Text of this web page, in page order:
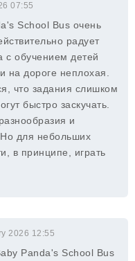
07:55
School Bus очень
радует
с обучением детей
на дороге неплохая.
что задания слишком
быстро заскучать.
и
для небольших
в принципе, играть
2026 12:55
Panda's School Bus